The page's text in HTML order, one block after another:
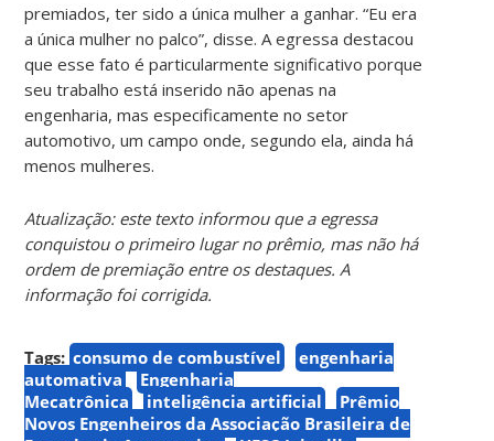
premiados, ter sido a única mulher a ganhar. “Eu era
a única mulher no palco”, disse. A egressa destacou
que esse fato é particularmente significativo porque
seu trabalho está inserido não apenas na
engenharia, mas especificamente no setor
automotivo, um campo onde, segundo ela, ainda há
menos mulheres.
Atualização: este texto informou que a egressa
conquistou o primeiro lugar no prêmio, mas não há
ordem de premiação entre os destaques. A
informação foi corrigida.
Tags: consumo de combustível
engenharia
automativa
Engenharia
Mecatrônica
inteligência artificial
Prêmio
Novos Engenheiros da Associação Brasileira de